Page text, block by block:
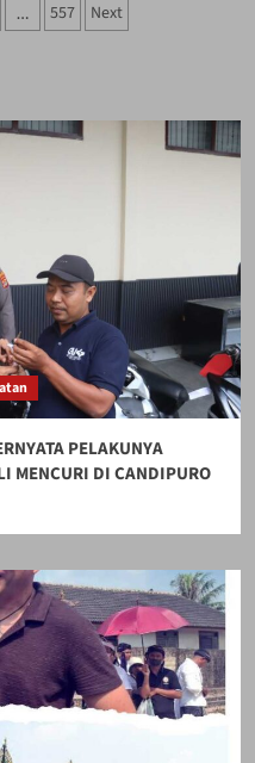
… 557 Next
PELAKUNYA
MENCURI DI CANDIPURO